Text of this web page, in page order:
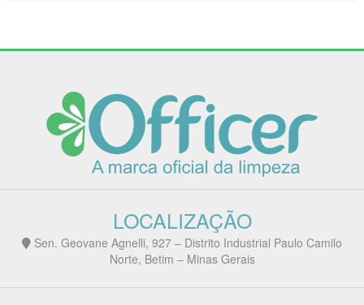
LOCALIZAÇÃO
Sen. Geovane Agnelli, 927 – Distrito Industrial Paulo Camilo
Norte, Betim – Minas Gerais